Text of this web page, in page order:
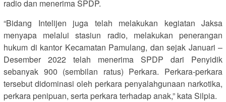
radio dan menerima SPDP.
“Bidang Intelijen juga telah melakukan kegiatan Jaksa
menyapa melalui stasiun radio, melakukan penerangan
hukum di kantor Kecamatan Pamulang, dan sejak Januari –
Desember 2022 telah menerima SPDP dari Penyidik
sebanyak 900 (sembilan ratus) Perkara. Perkara-perkara
tersebut didominasi oleh perkara penyalahgunaan narkotika,
perkara penipuan, serta perkara terhadap anak,” kata Silpia.